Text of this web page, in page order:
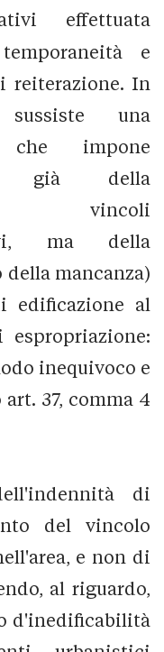
effettuata
e
reiterazione. In
una
che impone
già della
vincoli
ma della
mancanza)
edificazione al
inequivoco e
37, comma 4
di
del vincolo
e non di
al riguardo,
d'inedificabilità